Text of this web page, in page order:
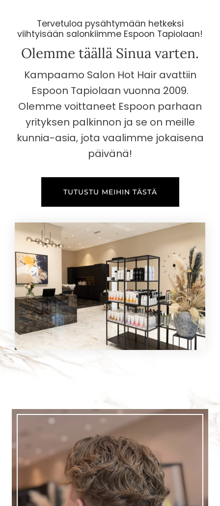
Tervetuloa pysähtymään hetkeksi
viihtyisään salonkiimme Espoon Tapiolaan!
Olemme täällä Sinua varten.
Kampaamo Salon Hot Hair avattiin
Espoon Tapiolaan vuonna 2009.
Olemme voittaneet Espoon parhaan
yrityksen palkinnon ja se on meille
kunnia-asia, jota vaalimme jokaisena
päivänä!
TUTUSTU MEIHIN TÄSTÄ